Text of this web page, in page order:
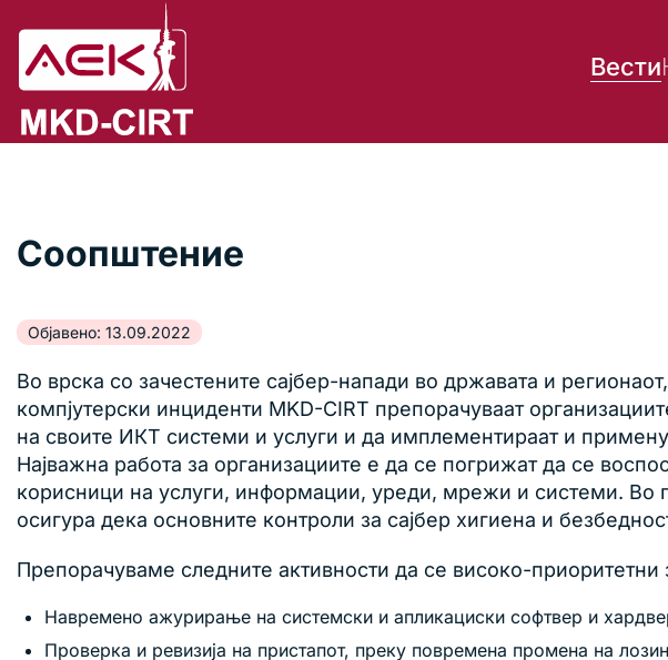
Вести
Соопштение
Објавено: 13.09.2022
Во врска со зачестените сајбер-напади во државата и
компјутерски инциденти MKD-CIRT препорачуваат
на своите ИКТ системи и услуги и да имплементираат и
Најважна работа за организациите e да се погрижат да се
корисници на услуги, информации, уреди, мрежи и системи. Во
осигура дека основните контроли за сајбер хигиена и
Препорачуваме следните активности да се високо-приоритетни
Навремено ажурирање на системски и апликациски софтвер и
Проверка и ревизија на пристапот, преку повремена промена на